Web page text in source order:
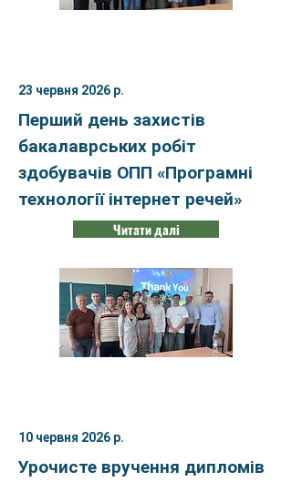
23 червня 2026 р.
Перший день захистів
бакалаврських робіт
здобувачів ОПП «Програмні
технології інтернет речей»
Читати далі
10 червня 2026 р.
Урочисте вручення дипломів